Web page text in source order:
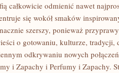
całkowicie odmienić nawet
się wokół smaków
szerszy, ponieważ
o gotowaniu, kulturze, tradycji,
odkrywaniu nowych
i Zapachy i Perfumy i Zapachy.